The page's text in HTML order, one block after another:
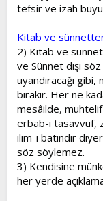
tefsir ve izah
Kitab ve
2) Kitab ve
ve Sünnet dışı
uyandıracağı
bırakır. Her ne
mesâilde,
erbab-ı tasavvuf,
ilim-i batındır
söz söylemez.
3) Kendisine
her yerde